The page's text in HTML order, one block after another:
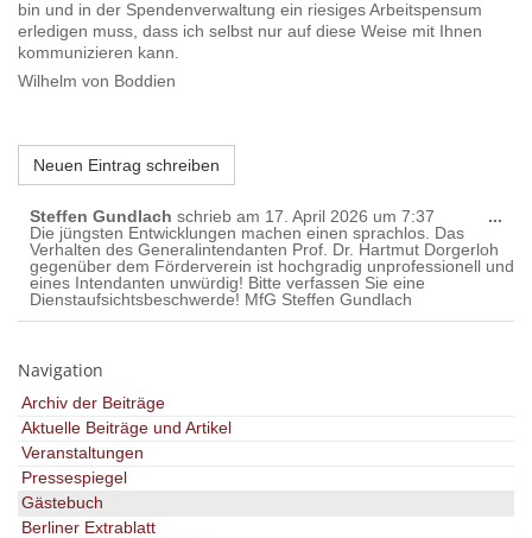
bin und in der Spendenverwaltung ein riesiges Arbeitspensum
erledigen muss, dass ich selbst nur auf diese Weise mit Ihnen
kommunizieren kann.
Wilhelm von Boddien
Steffen Gundlach schrieb am 17. April 2026 um 7:37
Die jüngsten Entwicklungen machen einen sprachlos. Das
Verhalten des Generalintendanten Prof. Dr. Hartmut Dorgerloh
gegenüber dem Förderverein ist hochgradig unprofessionell und
eines Intendanten unwürdig! Bitte verfassen Sie eine
Dienstaufsichtsbeschwerde! MfG Steffen Gundlach
...
Navigation
Archiv der Beiträge
Aktuelle Beiträge und Artikel
Veranstaltungen
Pressespiegel
Gästebuch
Berliner Extrablatt